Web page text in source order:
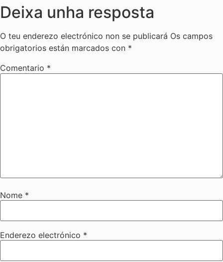
Deixa unha resposta
O teu enderezo electrónico non se publicará Os campos
obrigatorios están marcados con *
Comentario *
Nome *
Enderezo electrónico *